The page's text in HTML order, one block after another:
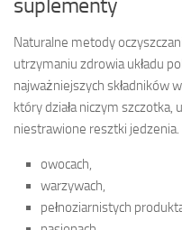
Naturalne metody
utrzymaniu zdrowia układu
najważniejszych składników
który działa niczym szczotka,
niestrawione resztki
owocach,
warzywach,
pełnoziarnistych